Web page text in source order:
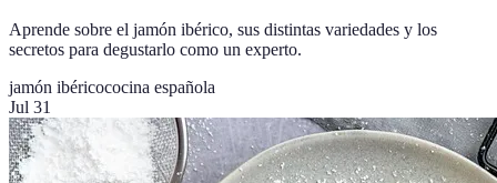
Aprende sobre el jamón ibérico, sus distintas variedades y los
secretos para degustarlo como un experto.
jamón ibéricococina española
Jul 31